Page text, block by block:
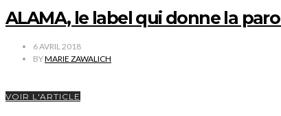
ALAMA, le label qui donne la
6 AVRIL 2018
BYMARIE ZAWALICH
VOIR L'ARTICLE